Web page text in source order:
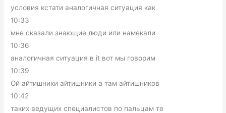
условия кстати аналогичная ситуация как
10:33
мне сказали знающие люди или намекали
10:36
аналогичная ситуация в it вот мы говорим
10:39
Ой айтишники айтишники а там айтишников
10:42
таких ведущих специалистов по пальцам те